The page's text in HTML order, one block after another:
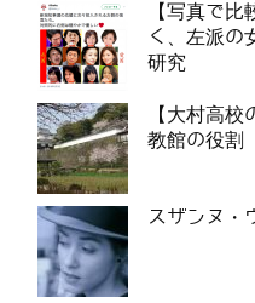
【写真で
く、左派の
研究
【大村高
教館の役割
スザンヌ